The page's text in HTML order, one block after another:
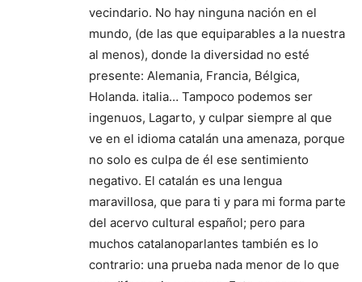
vecindario. No hay ninguna nación en el
mundo, (de las que equiparables a la nuestra
al menos), donde la diversidad no esté
presente: Alemania, Francia, Bélgica,
Holanda. italia… Tampoco podemos ser
ingenuos, Lagarto, y culpar siempre al que
ve en el idioma catalán una amenaza, porque
no solo es culpa de él ese sentimiento
negativo. El catalán es una lengua
maravillosa, que para ti y para mi forma parte
del acervo cultural español; pero para
muchos catalanoparlantes también es lo
contrario: una prueba nada menor de lo que